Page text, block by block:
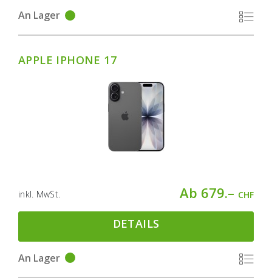
An Lager
APPLE IPHONE 17
inkl. MwSt. Ab 679.– CHF
DETAILS
An Lager